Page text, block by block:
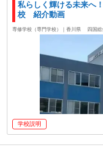
私らしく輝ける未来へ
校 紹介動画
専修学校（専門学校）｜香川県 四国
学校説明